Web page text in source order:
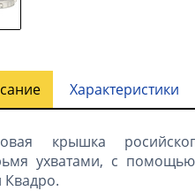
Характеристики
крышка
ухватами, с
Квадро.